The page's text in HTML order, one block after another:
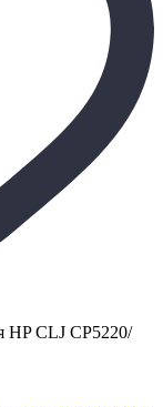
CLJ CP5220/